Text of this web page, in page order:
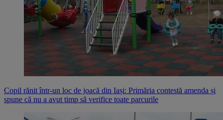
Copil rănit într-un loc de joacă din Iași: Primăria contestă amenda și
spune că nu a avut timp să verifice toate parcurile